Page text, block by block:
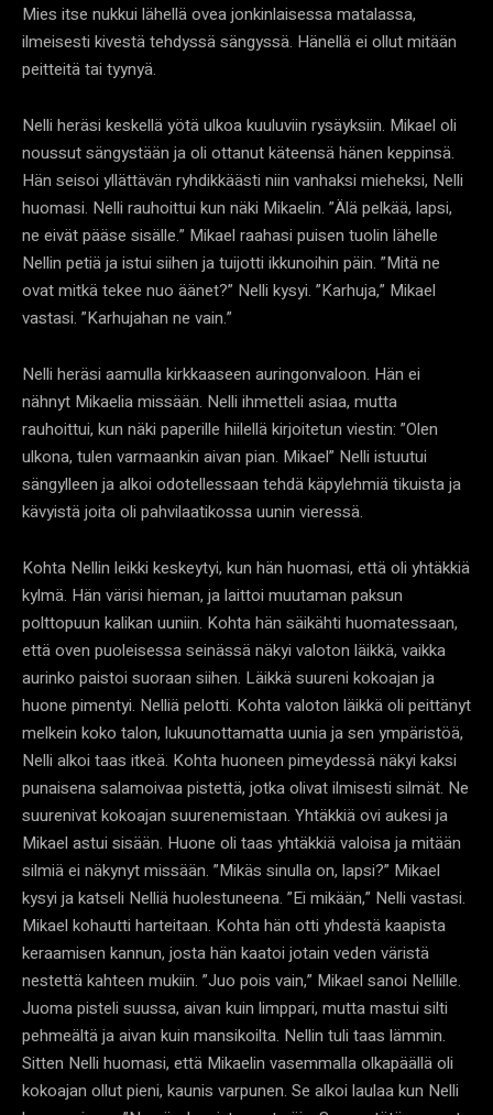
Mies itse nukkui lähellä ovea jonkinlaisessa matalassa,
ilmeisesti kivestä tehdyssä sängyssä. Hänellä ei ollut mitään
peitteitä tai tyynyä.
Nelli heräsi keskellä yötä ulkoa kuuluviin rysäyksiin. Mikael oli
noussut sängystään ja oli ottanut käteensä hänen keppinsä.
Hän seisoi yllättävän ryhdikkäästi niin vanhaksi mieheksi, Nelli
huomasi. Nelli rauhoittui kun näki Mikaelin. ”Älä pelkää, lapsi,
ne eivät pääse sisälle.” Mikael raahasi puisen tuolin lähelle
Nellin petiä ja istui siihen ja tuijotti ikkunoihin päin. ”Mitä ne
ovat mitkä tekee nuo äänet?” Nelli kysyi. ”Karhuja,” Mikael
vastasi. ”Karhujahan ne vain.”
Nelli heräsi aamulla kirkkaaseen auringonvaloon. Hän ei
nähnyt Mikaelia missään. Nelli ihmetteli asiaa, mutta
rauhoittui, kun näki paperille hiilellä kirjoitetun viestin: ”Olen
ulkona, tulen varmaankin aivan pian. Mikael” Nelli istuutui
sängylleen ja alkoi odotellessaan tehdä käpylehmiä tikuista ja
kävyistä joita oli pahvilaatikossa uunin vieressä.
Kohta Nellin leikki keskeytyi, kun hän huomasi, että oli yhtäkkiä
kylmä. Hän värisi hieman, ja laittoi muutaman paksun
polttopuun kalikan uuniin. Kohta hän säikähti huomatessaan,
että oven puoleisessa seinässä näkyi valoton läikkä, vaikka
aurinko paistoi suoraan siihen. Läikkä suureni kokoajan ja
huone pimentyi. Nelliä pelotti. Kohta valoton läikkä oli peittänyt
melkein koko talon, lukuunottamatta uunia ja sen ympäristöä,
Nelli alkoi taas itkeä. Kohta huoneen pimeydessä näkyi kaksi
punaisena salamoivaa pistettä, jotka olivat ilmisesti silmät. Ne
suurenivat kokoajan suurenemistaan. Yhtäkkiä ovi aukesi ja
Mikael astui sisään. Huone oli taas yhtäkkiä valoisa ja mitään
silmiä ei näkynyt missään. ”Mikäs sinulla on, lapsi?” Mikael
kysyi ja katseli Nelliä huolestuneena. ”Ei mikään,” Nelli vastasi.
Mikael kohautti harteitaan. Kohta hän otti yhdestä kaapista
keraamisen kannun, josta hän kaatoi jotain veden väristä
nestettä kahteen mukiin. ”Juo pois vain,” Mikael sanoi Nellille.
Juoma pisteli suussa, aivan kuin limppari, mutta mastui silti
pehmeältä ja aivan kuin mansikoilta. Nellin tuli taas lämmin.
Sitten Nelli huomasi, että Mikaelin vasemmalla olkapäällä oli
kokoajan ollut pieni, kaunis varpunen. Se alkoi laulaa kun Nelli